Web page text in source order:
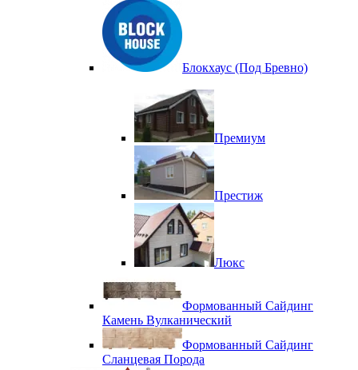
Блокхаус (Под Бревно)
Премиум
Престиж
Люкс
Формованный Сайдинг
Камень Вулканический
Формованный Сайдинг
Сланцевая Порода